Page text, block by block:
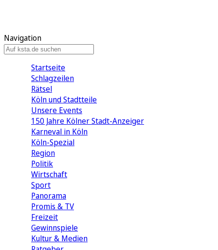
Navigation
Startseite
Schlagzeilen
Rätsel
Köln und Stadtteile
Unsere Events
150 Jahre Kölner Stadt-Anzeiger
Karneval in Köln
Köln-Spezial
Region
Politik
Wirtschaft
Sport
Panorama
Promis & TV
Freizeit
Gewinnspiele
Kultur & Medien